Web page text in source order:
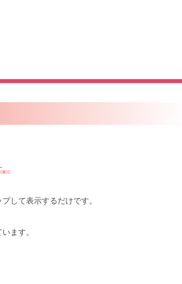
。
して表示するだけです。
ます。